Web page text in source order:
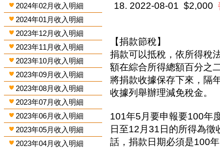
2024年02月收入明細
2024年01月收入明細
2023年12月收入明細
2023年11月收入明細
2023年10月收入明細
2023年09月收入明細
2023年08月收入明細
2023年07月收入明細
2023年06月收入明細
2023年05月收入明細
2023年04月收入明細
2022-08-01 $2,000
【捐款節稅】
捐款可以抵稅，依所得稅
額在綜合所得總額百分之
將捐款收據保存下來，隔
收據列舉辦理減免稅金。
101年5月要申報要100年
日至12月31日的所得為
話，捐款日期必須是100